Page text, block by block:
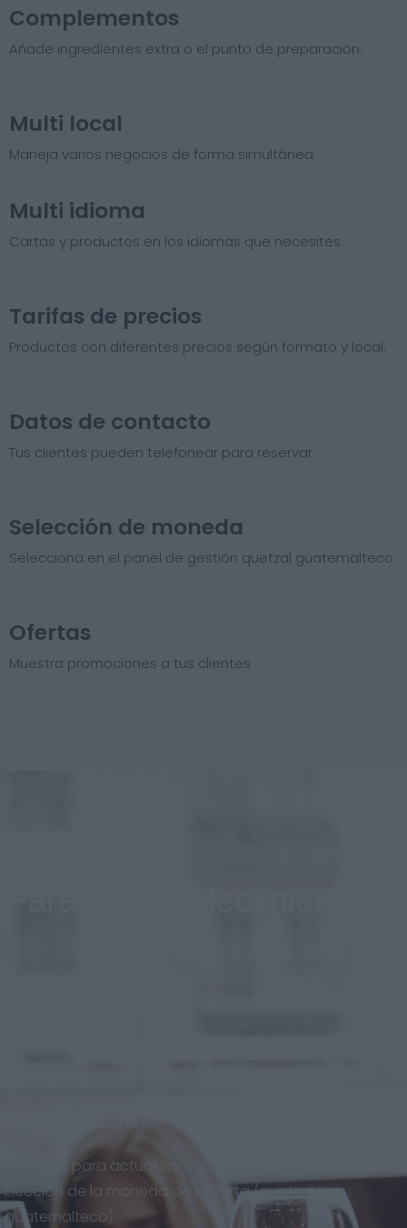
Complementos
Añade ingredientes extra o el punto de preparación.
Multi local
Maneja varios negocios de forma simultánea.
Multi idioma
Cartas y productos en los idiomas que necesites.
Tarifas de precios​
Productos con diferentes precios según formato y local.
Datos de contacto
Tus clientes pueden telefonear para reservar.
Selección de moneda
Selecciona en el panel de gestión quetzal guatemalteco.
Ofertas
Muestra promociones a tus clientes
Facilidad para actualizar cartas, productos y precios.
Elección de la moneda de la carta (quetzal
guatemalteco).